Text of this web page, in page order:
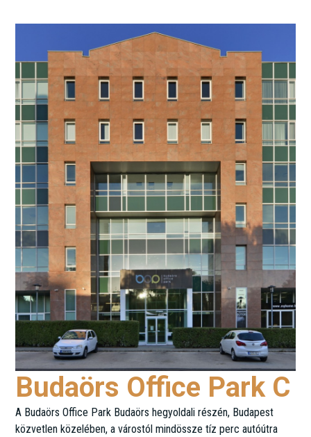
Budaörs Office Park C
A Budaörs Office Park Budaörs hegyoldali részén, Budapest
közvetlen közelében, a várostól mindössze tíz perc autóútra